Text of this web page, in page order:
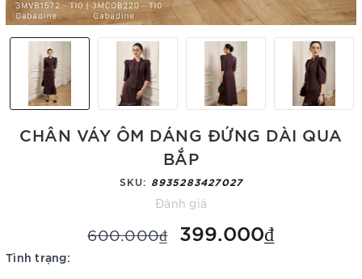
CHÂN VÁY ÔM DÁNG ĐỨNG DÀI QUA
BẮP
SKU: 8935283427027
Đánh giá
600.000₫ 399.000₫
Tình trạng: